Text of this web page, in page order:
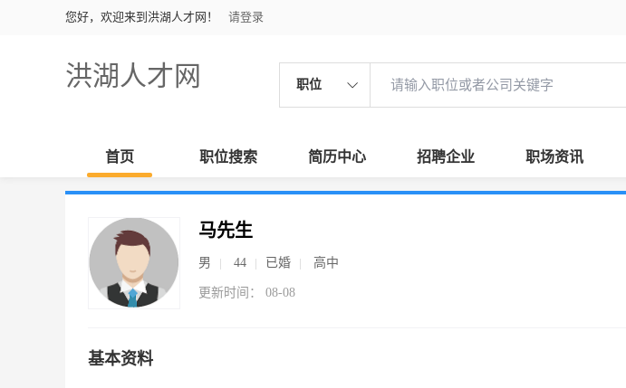
您好，欢迎来到洪湖人才网！ 请登录
洪湖人才网 职位
首页 职位搜索 简历中心 招聘企业 职场资讯
马先生
男 44 已婚 高中
更新时间： 08-08
基本资料